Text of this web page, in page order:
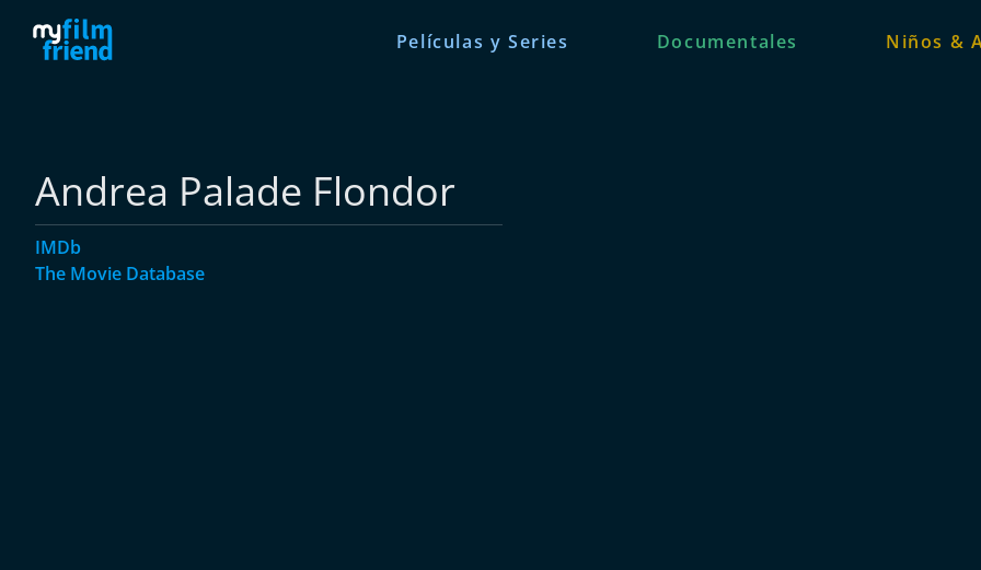
Películas y Series Documentales Niños &
Andrea Palade Flondor
IMDb
The Movie Database